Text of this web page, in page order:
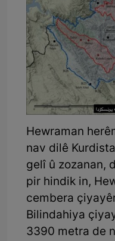
Hewraman
nav dilê
gelî û zozanan,
pir hindik in,
cembera
Bilindahiya
3390 metra de